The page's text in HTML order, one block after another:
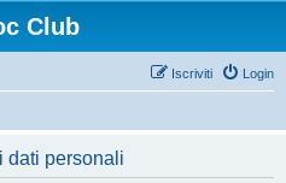
Club
Login
Iscriviti
dati personali